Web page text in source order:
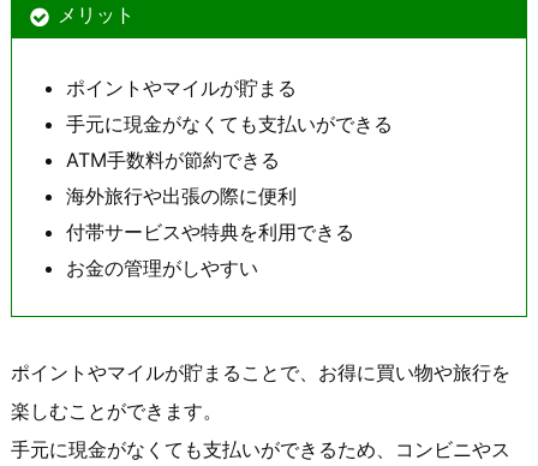
メリット
ポイントやマイルが貯まる
手元に現金がなくても支払いができる
ATM手数料が節約できる
海外旅行や出張の際に便利
付帯サービスや特典を利用できる
お金の管理がしやすい
ポイントやマイルが貯まることで、お得に買い物や旅行を
楽しむことができます。
手元に現金がなくても支払いができるため、コンビニやス